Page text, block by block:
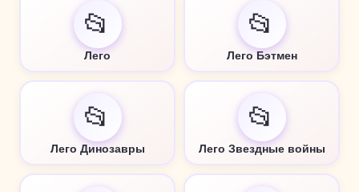
📂
Лего
📂
Лего Бэтмен
📂
Лего Динозавры
📂
Лего Звездные войны